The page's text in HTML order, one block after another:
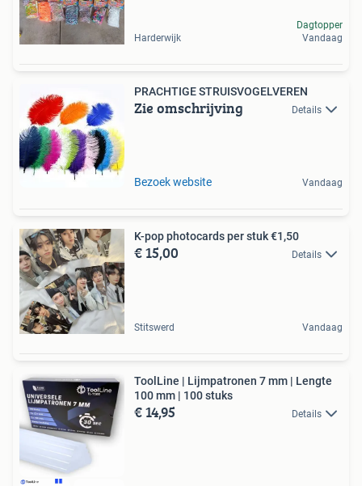
Harderwijk
Dagtopper
Vandaag
PRACHTIGE STRUISVOGELVEREN
Zie omschrijving Details
Bezoek website Vandaag
K-pop photocards per stuk €1,50
€ 15,00 Details
Stitswerd Vandaag
ToolLine | Lijmpatronen 7 mm | Lengte
100 mm | 100 stuks
€ 14,95 Details